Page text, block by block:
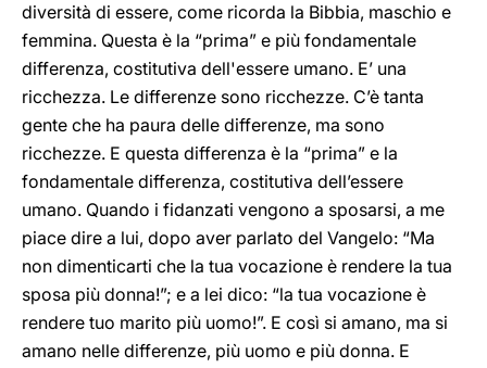
diversità di essere, come ricorda la Bibbia, maschio e
femmina. Questa è la “prima” e più fondamentale
differenza, costitutiva dell'essere umano. E’ una
ricchezza. Le differenze sono ricchezze. C’è tanta
gente che ha paura delle differenze, ma sono
ricchezze. E questa differenza è la “prima” e la
fondamentale differenza, costitutiva dell’essere
umano. Quando i fidanzati vengono a sposarsi, a me
piace dire a lui, dopo aver parlato del Vangelo: “Ma
non dimenticarti che la tua vocazione è rendere la tua
sposa più donna!”; e a lei dico: “la tua vocazione è
rendere tuo marito più uomo!”. E così si amano, ma si
amano nelle differenze, più uomo e più donna. E